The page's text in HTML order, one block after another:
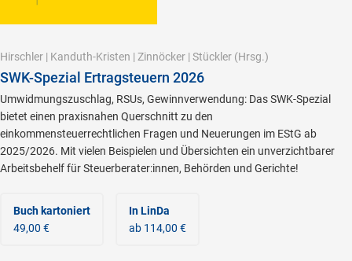
Hirschler | Kanduth-Kristen | Zinnöcker | Stückler (Hrsg.)
SWK-Spezial Ertragsteuern 2026
Umwidmungszuschlag, RSUs, Gewinnverwendung: Das SWK-Spezial
bietet einen praxisnahen Querschnitt zu den
einkommensteuerrechtlichen Fragen und Neuerungen im EStG ab
2025/2026. Mit vielen Beispielen und Übersichten ein unverzichtbarer
Arbeitsbehelf für Steuerberater:innen, Behörden und Gerichte!
Buch kartoniert
49,00 €
In LinDa
ab 114,00 €